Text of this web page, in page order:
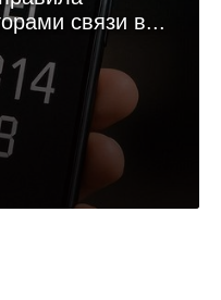
связи в...